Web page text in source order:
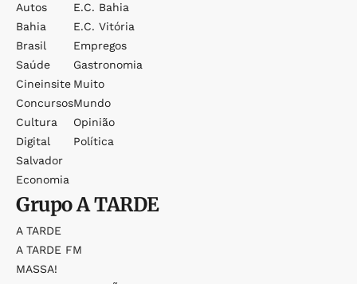
Autos
Bahia
Brasil
Saúde
Cineinsite
Concursos
Cultura
Digital
Salvador
Economia
E.c. Bahia
E.c. Vitória
Empregos
Gastronomia
Muito
Mundo
Opinião
Política
GrupoA TARDE
A TARDE
A TARDE FM
MASSA!